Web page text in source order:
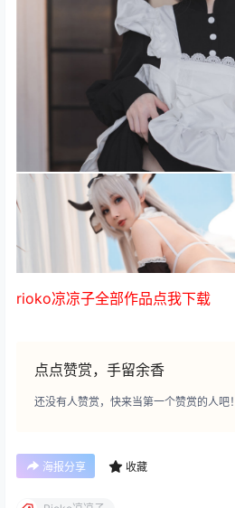
rioko凉凉子全部作品点我下载
点点赞赏，手留余香
还没有人赞赏，快来当第一个赞赏的人吧！
海报分享 收藏